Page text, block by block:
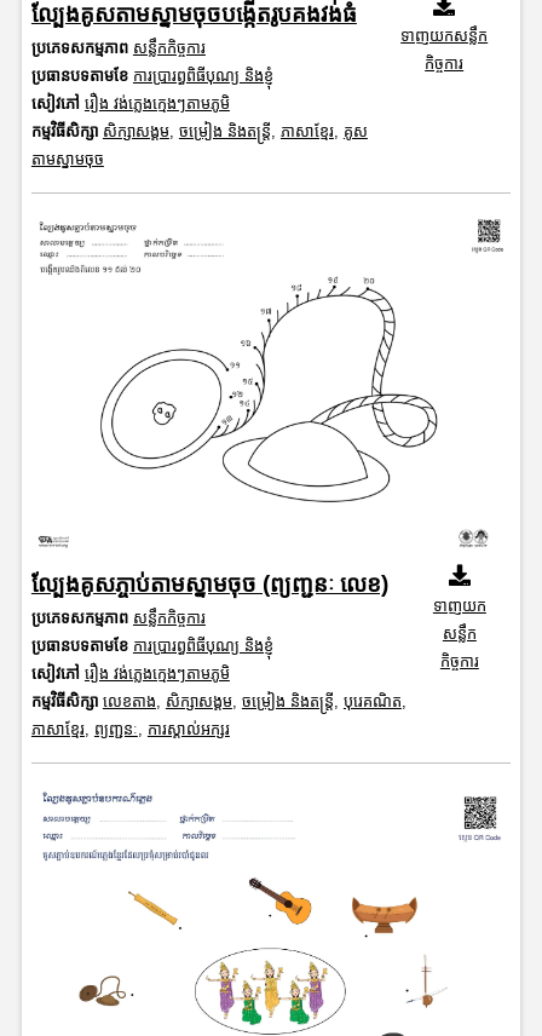
ល្បែងគូសតាមស្នាមចុចបង្កើតរូបគងវង់ធំ
ប្រភេទសកម្មភាព សន្លឹកកិច្ចការ
ប្រធានបទតាមខែ ការប្រារព្ធពិធីបុណ្យ និងខ្ញុំ
សៀវភៅ រឿង វង់ភ្លេងក្មេងៗតាមភូមិ
កម្មវិធីសិក្សា សិក្សាសង្គម, ចម្រៀង និងតន្ត្រី, ភាសាខ្មែរ, គូស
តាមស្នាមចុច
ទាញយកសន្លឹក
កិច្ចការ
ល្បែងគូសភ្ចាប់តាមស្នាមចុច (ព្យញ្ជនៈ លេខ)
ប្រភេទសកម្មភាព សន្លឹកកិច្ចការ
ប្រធានបទតាមខែ ការប្រារព្ធពិធីបុណ្យ និងខ្ញុំ
សៀវភៅ រឿង វង់ភ្លេងក្មេងៗតាមភូមិ
កម្មវិធីសិក្សា លេខតាង សិក្សាសង្គម, ចម្រៀង និងតន្ត្រី បុរេគណិត
ភាសាខ្មែរ, ព្យញ្ជនៈ ការស្គាល់អក្សរ
ទាញយក
សន្លឹក
កិច្ចការ